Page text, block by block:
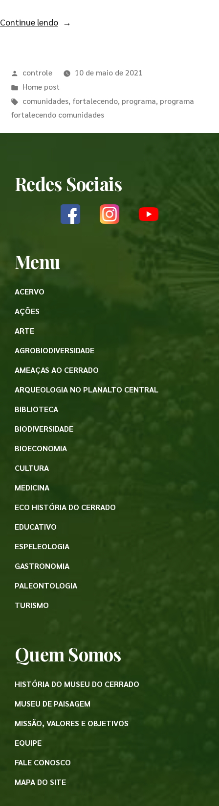
Continue lendo
controle
10 de maio de 2021
Home post
comunidades, fortalecendo, programa, programa
fortalecendo comunidades
Redes Sociais
Menu
ACERVO
AÇÕES
ARTE
AGROBIODIVERSIDADE
AMEAÇAS AO CERRADO
ARQUEOLOGIA NO PLANALTO CENTRAL
BIBLIOTECA
BIODIVERSIDADE
BIOECONOMIA
CULTURA
MEDICINA
ECO HISTÓRIA DO CERRADO
EDUCATIVO
ESPELEOLOGIA
GASTRONOMIA
PALEONTOLOGIA
TURISMO
Quem Somos
HISTÓRIA DO MUSEU DO CERRADO
MUSEU DE PAISAGEM
MISSÃO, VALORES E OBJETIVOS
EQUIPE
FALE CONOSCO
MAPA DO SITE